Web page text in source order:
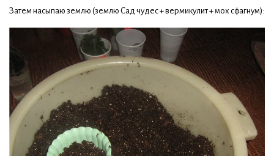
Затем насыпаю землю (землю Сад чудес + вермикулит + мох сфагнум):